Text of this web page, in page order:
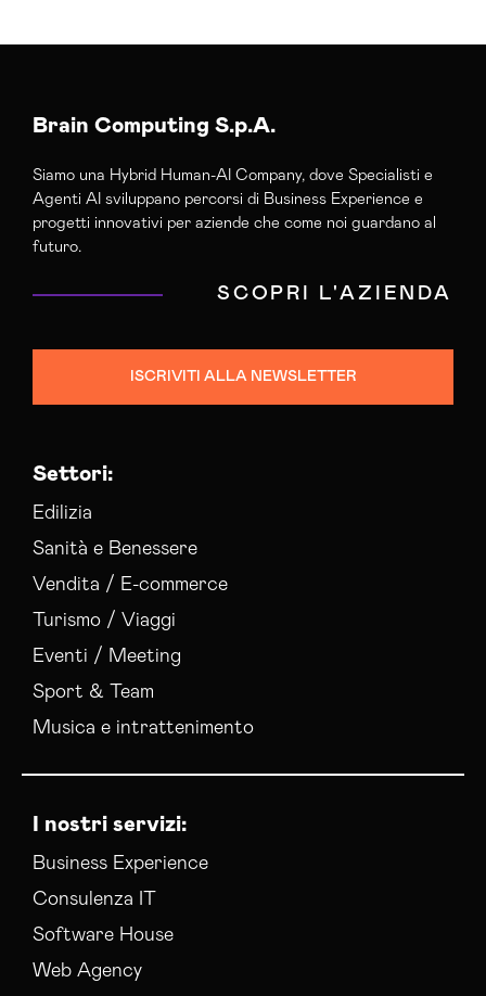
Agenzia Posizionamento Seo Siena
Agenzia Web Marketing Siena
Campagne Adv Social Siena
Campagne Advertising Siena
Campagne Native Advertising Siena
Gestione Campagne Google Ads Siena
Gestione Social Media Siena
Social Media Advertising Siena
Sviluppo Ecommerce Siena
Web Agency Siena
Brain Computing S.p.A.
Siamo una Hybrid Human-AI Company, dove Specialisti e
Agenti AI sviluppano percorsi di Business Experience e
progetti innovativi per aziende che come noi guardano al
futuro.
SCOPRI L'AZIENDA
ISCRIVITI ALLA NEWSLETTER
Settori:
Edilizia
Sanità e Benessere
Vendita / E-commerce
Turismo / Viaggi
Eventi / Meeting
Sport & Team
Musica e intrattenimento
I nostri servizi:
Business Experience
Consulenza IT
Software House
Web Agency